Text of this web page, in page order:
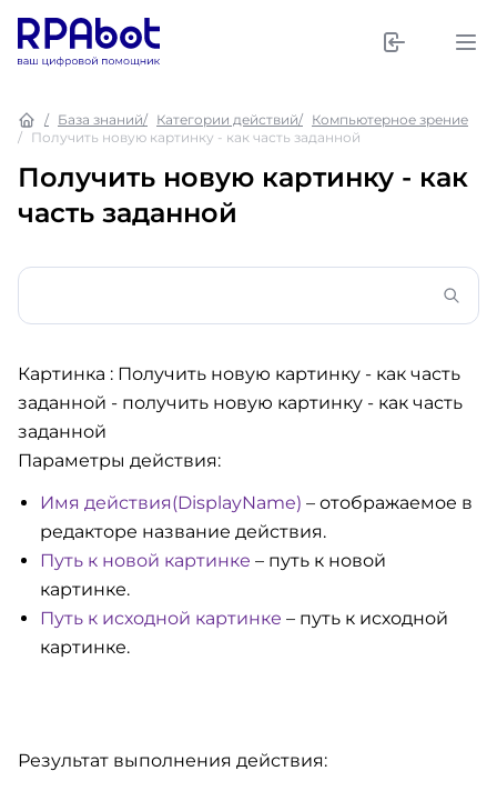
База знаний Категории действий
Компьютерное зрение
Получить новую картинку - как часть заданной
Получить новую картинку - как
часть заданной
Картинка : Получить новую картинку - как часть
заданной - получить новую картинку - как часть
заданной
Параметры действия:
Имя действия(DisplayName) – отображаемое в
редакторе название действия.
Путь к новой картинке – путь к новой
картинке.
Путь к исходной картинке – путь к исходной
картинке.
Результат выполнения действия: